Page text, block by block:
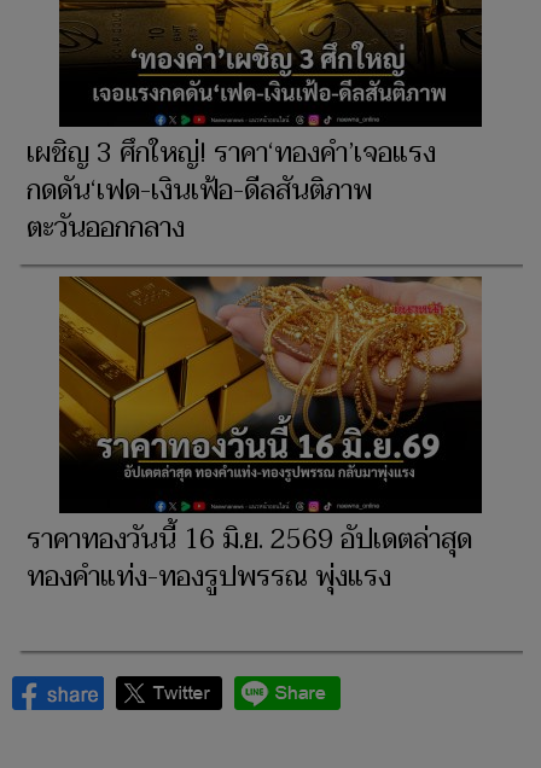
เผชิญ 3 ศึกใหญ่! ราคา‘ทองคำ’เจอแรง
กดดัน‘เฟด-เงินเฟ้อ-ดีลสันติภาพ
ตะวันออกกลาง
ราคาทองวันนี้ 16 มิ.ย. 2569 อัปเดตล่าสุด
ทองคำแท่ง-ทองรูปพรรณ พุ่งแรง